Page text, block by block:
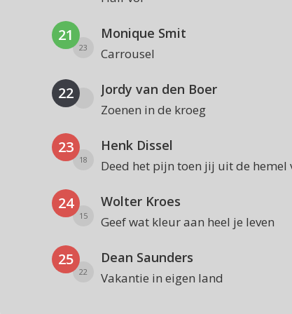
21
23
Monique Smit
Carrousel
22 Jordy van den Boer
Zoenen in de kroeg
23
18
Henk Dissel
Deed het pijn toen jij uit de hemel
24
15
Wolter Kroes
Geef wat kleur aan heel je leven
25
22
Dean Saunders
Vakantie in eigen land